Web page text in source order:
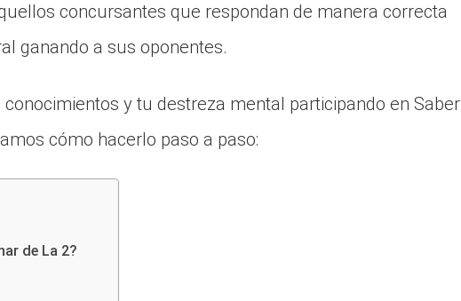
concursantes que respondan de manera correcta
ganando a sus oponentes.
y tu destreza mental participando en Saber
cómo hacerlo paso a paso:
de La 2?